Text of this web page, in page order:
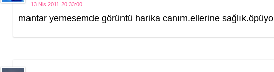
13 Nis 2011 20:33:00
mantar yemesemde görüntü harika canım.ellerine